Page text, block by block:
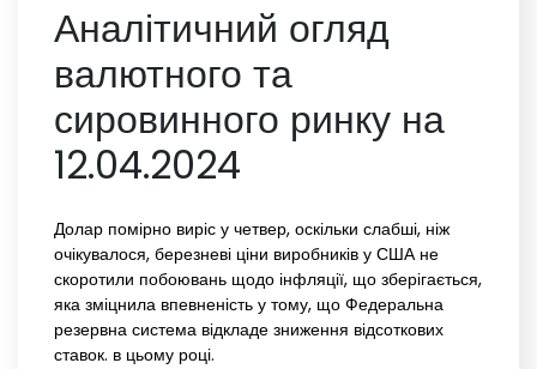
Аналітичний огляд
валютного та
сировинного ринку на
12.04.2024
Долар помірно виріс у четвер, оскільки слабші, ніж
очікувалося, березневі ціни виробників у США не
скоротили побоювань щодо інфляції, що зберігається,
яка зміцнила впевненість у тому, що Федеральна
резервна система відкладе зниження відсоткових
ставок. в цьому році.